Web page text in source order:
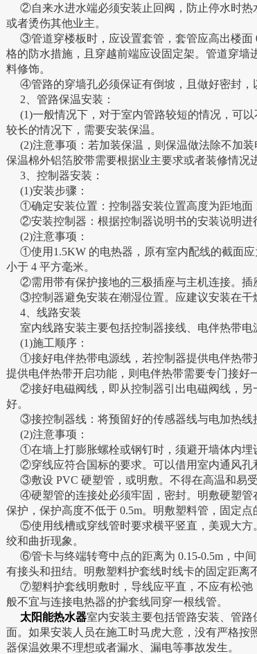
②自来水进水端必须安装止回阀，防止停水时热
或者烫伤其他业主。
③管道穿楼板时，应设置套管，套管应高出楼面
格的防水措施，且穿越前端应设固定架。管道穿墙
料修饰。
④管路的穿墙孔必须保证有倒坡，且做好密封，
2、管路保温安装：
(1)一般情况下，对于室内管路较短的情况，可
较长的情况下，需要安装保温。
(2)注意事项：若加装保温，则保温做法除不加装
保温棉外铝箔胶带需要根据业主要求或者装修情况
3、控制器安装：
(1)安装步骤：
①确定安装位置：控制器安装位置高度为距地面
②安装控制器：根据控制器说明书的安装说明进
(2)注意事项：
①使用1.5KW 的电热器，原有室内配线的截面应
小于 4 平方毫米。
②需用带有保护接地的三极插座与主机连接。插
③控制器避免安装在潮湿位置。应建议安装在干
4、线路安装
室内线路安装主要包括控制器接线、电伴热带电
(1)施工顺序：
①接好电伴热带电源线，若控制器提供电伴热带
提供电伴热带开启功能，则电伴热带需要专门接好
②接好电磁阀线，即从控制器引出电磁阀线，另
好。
③接控制器线：将预留好的传感器线与电加热线
(2)注意事项：
①在墙上打膨胀螺栓或钢钉时，须避开墙体内埋
②穿线应符合国标的要求。可以借用室内通风孔
③敷设 PVC 硬塑管，或明敷。不得在高温和易受
④硬塑管的连接处必须牢固，密封。明敷硬塑管
保护，保护高度不低于 0.5m。明敷塑料管，固定点
⑤使用线槽或穿线管时要求横平竖直，美观大方
绞和曲折现象。
⑥管卡与终端转弯中点的距离为 0.15-0.5m，中
有接头和扭结。明敷塑料护套线时线卡的固定距离
⑦塑料护套线明敷时，导线应平直，不应有松弛
般不宜与连接电热器的护套线同穿一根线管。
太阳能热水器室内安装主要包括管路安装、管
面。如果安装人员在施工时马虎大意，没有严格按
器保温效果不理想或者漏水、漏电等事故发生。